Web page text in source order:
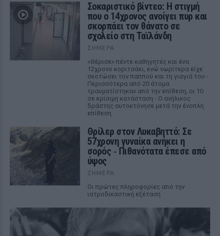
Σοκαριστικό βίντεο: Η στιγμή
που ο 14χρονος ανοίγει πυρ και
σκορπάει τον θάνατο σε
σχολείο στη Ταϊλάνδη
ΣΉΜΕΡΑ
«Θέρισε» πέντε καθηγητές και ένα
12χρονο κοριτσάκι, ενώ νωρίτερα είχε
σκοτώσει τον παππού και τη γιαγιά του -
Περισσότερα από 20 άτομα
τραυματίστηκαν από την επίθεση, οι 10
σε κρίσιμη κατάσταση - Ο ανήλικος
δράστης αυτοκτόνησε μετά την ένοπλη
επίθεση
Θρίλερ στον Λυκαβηττό: Σε
57χρονη γυναίκα ανήκει η
σορός ‑ Πιθανότατα έπεσε από
ύψος
ΣΉΜΕΡΑ
Οι πρώτες πληροφορίες από την
ιατροδικαστική εξέταση